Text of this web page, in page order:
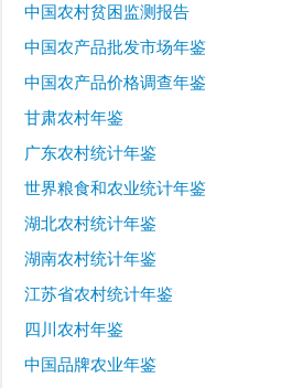
中国农村贫困监测报告
中国农产品批发市场年鉴
中国农产品价格调查年鉴
甘肃农村年鉴
广东农村统计年鉴
世界粮食和农业统计年鉴
湖北农村统计年鉴
湖南农村统计年鉴
江苏省农村统计年鉴
四川农村年鉴
中国品牌农业年鉴